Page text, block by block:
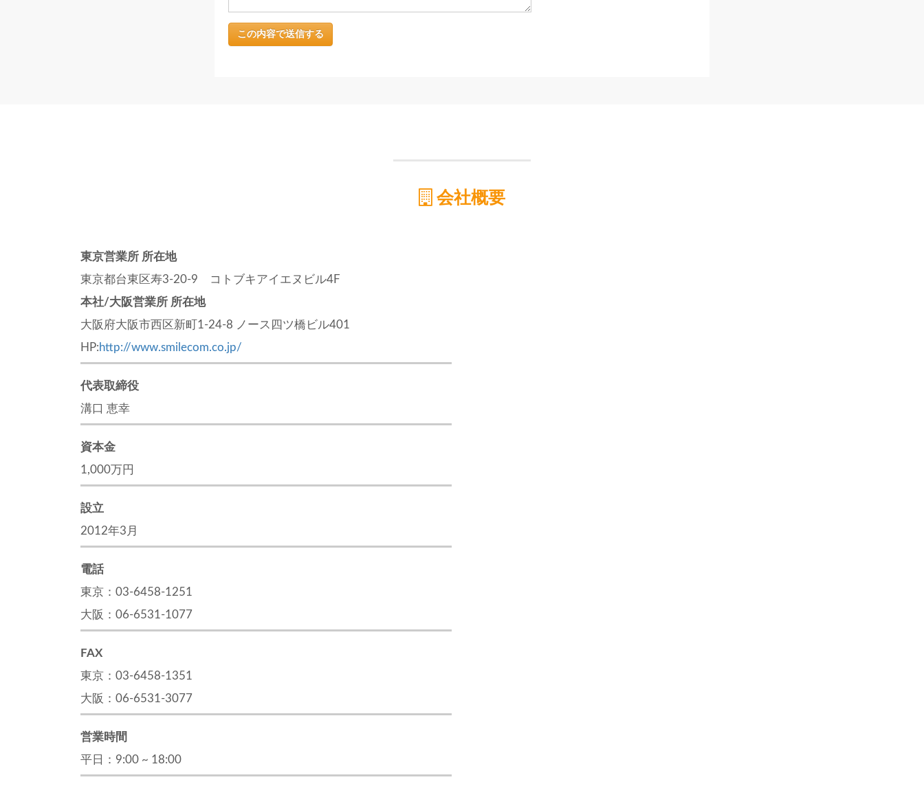
会社概要
東京営業所 所在地
東京都台東区寿3-20-9 コトブキアイエヌビル4F
本社/大阪営業所 所在地
大阪府大阪市西区新町1-24-8 ノース四ツ橋ビル401
HP:http://www.smilecom.co.jp/
代表取締役
溝口 恵幸
資本金
1,000万円
設立
2012年3月
電話
東京：03-6458-1251
大阪：06-6531-1077
FAX
東京：03-6458-1351
大阪：06-6531-3077
営業時間
平日：9:00 ~ 18:00